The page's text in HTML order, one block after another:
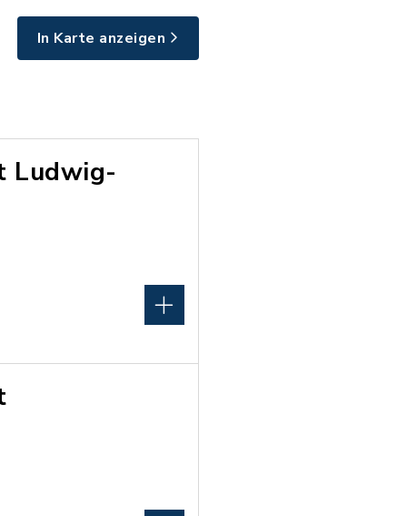
In Karte anzeigen
Ludwig-